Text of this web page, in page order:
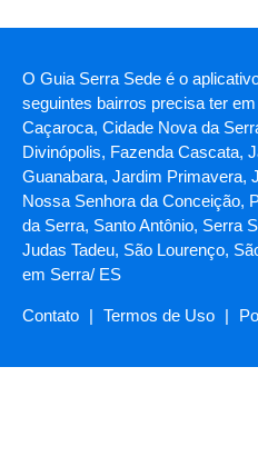
O Guia Serra Sede é o
seguintes bairros precisa ter
Caçaroca, Cidade Nova da
Divinópolis, Fazenda Cascata,
Guanabara, Jardim Primavera,
Nossa Senhora da Conceição,
da Serra, Santo Antônio, Serra
Judas Tadeu, São Lourenço,
em Serra/ ES
Contato | Termos de Uso |